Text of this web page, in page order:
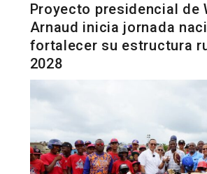
Proyecto presidencial de
Arnaud inicia jornada
fortalecer su estructura
2028